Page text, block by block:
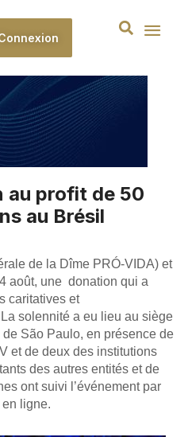
au profit de 50
au Brésil
de la Dîme PRÓ-VIDA) et
août, une donation qui a
caritatives et
solennité a eu lieu au siège
São Paulo, en présence de
et de deux des institutions
des autres entités et de
ont suivi l’événement par
en ligne.